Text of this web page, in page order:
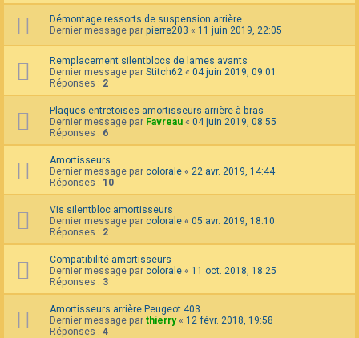
Démontage ressorts de suspension arrière
Dernier message par pierre203 « 11 juin 2019, 22:05
Remplacement silentblocs de lames avants
Dernier message par Stitch62 « 04 juin 2019, 09:01
Réponses : 2
Plaques entretoises amortisseurs arrière à bras
Dernier message par Favreau « 04 juin 2019, 08:55
Réponses : 6
Amortisseurs
Dernier message par colorale « 22 avr. 2019, 14:44
Réponses : 10
Vis silentbloc amortisseurs
Dernier message par colorale « 05 avr. 2019, 18:10
Réponses : 2
Compatibilité amortisseurs
Dernier message par colorale « 11 oct. 2018, 18:25
Réponses : 3
Amortisseurs arrière Peugeot 403
Dernier message par thierry« 12 févr. 2018, 19:58
Réponses : 4